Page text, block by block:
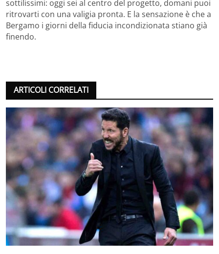
sottilissimi: oggi sei al centro del progetto, domani puoi
ritrovarti con una valigia pronta. E la sensazione è che a
Bergamo i giorni della fiducia incondizionata stiano già
finendo.
ARTICOLI CORRELATI